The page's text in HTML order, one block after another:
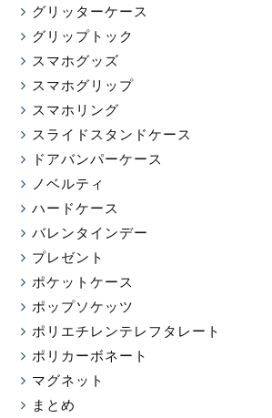
グリッターケース
グリップトック
スマホグッズ
スマホグリップ
スマホリング
スライドスタンドケース
ドアバンパーケース
ノベルティ
ハードケース
バレンタインデー
プレゼント
ポケットケース
ポップソケッツ
ポリエチレンテレフタレート
ポリカーボネート
マグネット
まとめ